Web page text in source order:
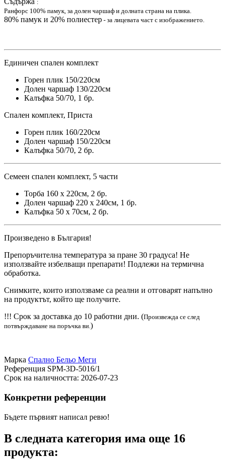
:
Ранфорс 100% памук, за долен чаршаф и долната страна на плика.
80% памук и 20% полиестер - за лицевата част с изображението.
Единичен спален комплект
Горен плик 150/220см
Долен чаршаф 130/220см
Калъфка 50/70, 1 бр.
Спален комплект, Приста
Горен плик 160/220см
Долен чаршаф 150/220см
Калъфка 50/70, 2 бр.
Семеен спален комплект, 5 части
Торба 160 x 220см, 2 бр.
Долен чаршаф 220 x 240см, 1 бр.
Калъфка 50 x 70см, 2 бр.
Произведено в България!
Препоръчителна температура за пране 30 градуса! Не
използвайте избелващи препарати! Подлежи на термична
обработка.
Снимките, които използваме са реални и отговарят напълно
на продуктът, който ще получите.
!!! Срок за доставка до 10 работни дни. (Произвежда се след
потвърждаване на поръчка ви.)
Марка Спално Бельо Меги
Референция SPM-3D-5016/1
Срок на наличността: 2026-07-23
Конкретни референции
Бъдете първият написал ревю!
В следната категория има още 16
продукта: